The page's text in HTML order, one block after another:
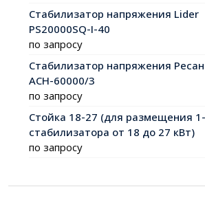
Стабилизатор напряжения Lider
PS20000SQ-I-40
по запросу
Стабилизатор напряжения
АСН-60000/3
по запросу
Стойка 18-27 (для размещения
стабилизатора от 18 до 27 кВт)
по запросу